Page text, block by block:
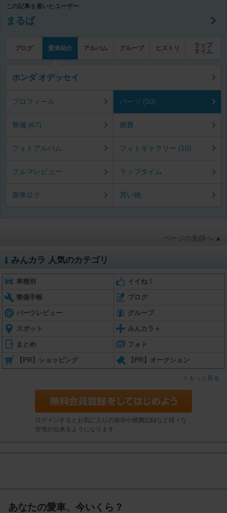
この記事を書いたユーザー
まるぱ
ブログ 愛車紹介 アルバム グループ ヒストリ
ラップ
タイム
ホンダ オデッセイ
プロフィール パーツ (50)
整備 (67) 燃費
フォトアルバム フォトギャラリー (10)
クルマレビュー ラップタイム
愛車ログ 買い物
ページの先頭へ ▲
みんカラ 人気のカテゴリ
車種別 イイね！
整備手帳 ブログ
パーツレビュー グループ
スポット みんカラ＋
まとめ フォト
【PR】ショッピング 【PR】オークション
もっと見る
ログインするとお気に入りの保存や燃費記録など様々な
管理が出来るようになります
あなたの愛車、今いくら？